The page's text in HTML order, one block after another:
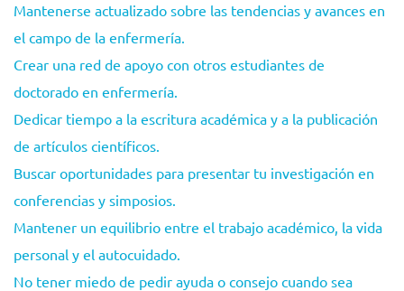
Mantenerse actualizado sobre las tendencias y avances en
el campo de la enfermería.
Crear una red de apoyo con otros estudiantes de
doctorado en enfermería.
Dedicar tiempo a la escritura académica y a la publicación
de artículos científicos.
Buscar oportunidades para presentar tu investigación en
conferencias y simposios.
Mantener un equilibrio entre el trabajo académico, la vida
personal y el autocuidado.
No tener miedo de pedir ayuda o consejo cuando sea